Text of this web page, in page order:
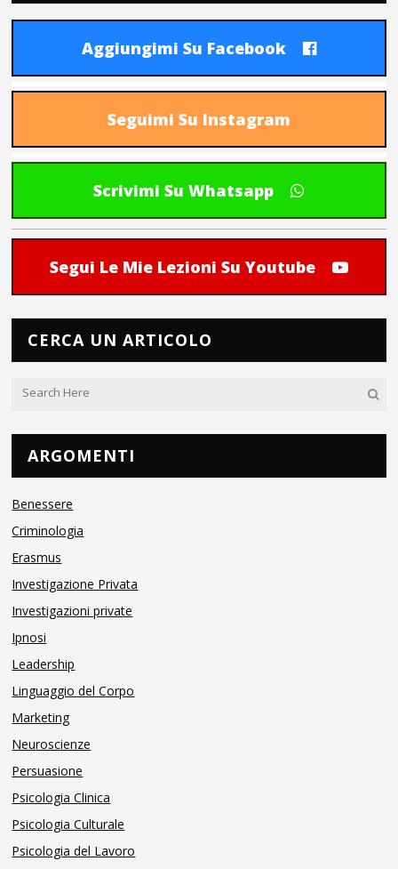
Aggiungimi Su Facebook
Seguimi Su Instagram
Scrivimi Su Whatsapp
Segui Le Mie Lezioni Su Youtube
CERCA UN ARTICOLO
ARGOMENTI
Benessere
Criminologia
Erasmus
Investigazione Privata
Investigazioni private
Ipnosi
Leadership
Linguaggio del Corpo
Marketing
Neuroscienze
Persuasione
Psicologia Clinica
Psicologia Culturale
Psicologia del Lavoro